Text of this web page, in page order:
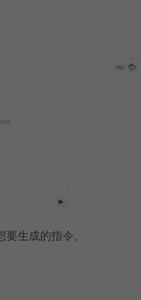
生成的指令。